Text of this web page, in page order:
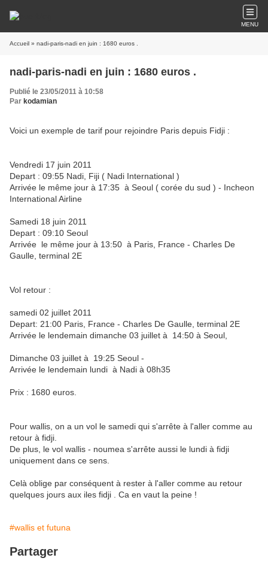
MENU
Accueil » nadi-paris-nadi en juin : 1680 euros .
nadi-paris-nadi en juin : 1680 euros .
Publié le 23/05/2011 à 10:58
Par kodamian
Voici un exemple de tarif pour rejoindre Paris depuis Fidji :
Vendredi 17 juin 2011
Depart : 09:55 Nadi, Fiji ( Nadi International )
Arrivée le même jour à 17:35 à Seoul ( corée du sud ) - Incheon
International Airline
Samedi 18 juin 2011
Depart : 09:10 Seoul
Arrivée le même jour à 13:50 à Paris, France - Charles De
Gaulle, terminal 2E
Vol retour :
samedi 02 juillet 2011
Depart: 21:00 Paris, France - Charles De Gaulle, terminal 2E
Arrivée le lendemain dimanche 03 juillet à 14:50 à Seoul,
Dimanche 03 juillet à 19:25 Seoul -
Arrivée le lendemain lundi à Nadi à 08h35
Prix : 1680 euros.
Pour wallis, on a un vol le samedi qui s'arrête à l'aller comme au
retour à fidji.
De plus, le vol wallis - noumea s'arrête aussi le lundi à fidji
uniquement dans ce sens.
Celà oblige par conséquent à rester à l'aller comme au retour
quelques jours aux iles fidji . Ca en vaut la peine !
#wallis et futuna
Partager